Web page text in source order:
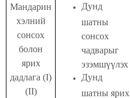
Мандарин
хэлний
сонсох
болон
ярих
дадлага (I)
(II)
Дунд
шатны
сонсох
чадварыг
эзэмшүүлэх
Дунд
шатны ярих